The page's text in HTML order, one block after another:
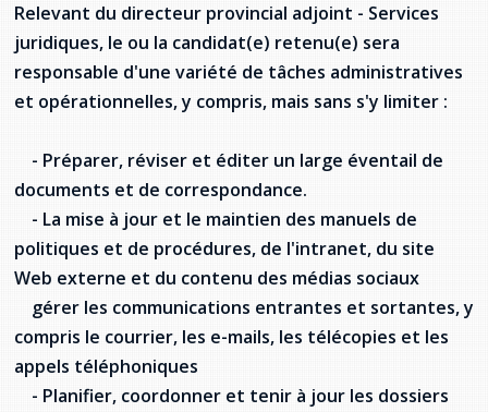
Randy Follet
Skye Fisher
Anastasia Knudsen
Brian Kizner
Stacy Smith
Nancy Dillon
Relevant du directeur provincial adjoint - Services
juridiques, le ou la candidat(e) retenu(e) sera
responsable d'une variété de tâches administratives
et opérationnelles, y compris, mais sans s'y limiter :
- Préparer, réviser et éditer un large éventail de
documents et de correspondance.
- La mise à jour et le maintien des manuels de
politiques et de procédures, de l'intranet, du site
Web externe et du contenu des médias sociaux
gérer les communications entrantes et sortantes, y
compris le courrier, les e-mails, les télécopies et les
appels téléphoniques
- Planifier, coordonner et tenir à jour les dossiers